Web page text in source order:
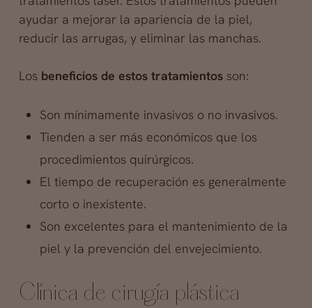
ayudar a mejorar la apariencia de la piel,
reducir las arrugas, y eliminar las manchas.
Los beneficios de estos tratamientosson:
Son mínimamente invasivos o no invasivos.
Tienden a ser más económicos que los
procedimientos quirúrgicos.
El tiempo de recuperación es generalmente
corto o inexistente.
Son excelentes para el mantenimiento de la
piel y la prevención del envejecimiento.
Clínica de cirugía plástica